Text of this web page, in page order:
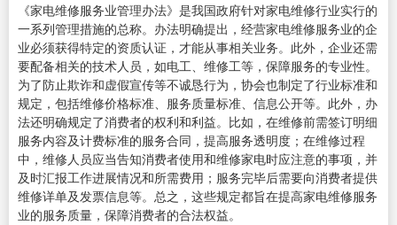
《家电维修服务业管理办法》是我国政府针对家电维修行业实行的
一系列管理措施的总称。办法明确提出，经营家电维修服务业的企
业必须获得特定的资质认证，才能从事相关业务。此外，企业还需
要配备相关的技术人员，如电工、维修工等，保障服务的专业性。
为了防止欺诈和虚假宣传等不诚恳行为，协会也制定了行业标准和
规定，包括维修价格标准、服务质量标准、信息公开等。此外，办
法还明确规定了消费者的权利和利益。比如，在维修前需签订明细
服务内容及计费标准的服务合同，提高服务透明度；在维修过程
中，维修人员应当告知消费者使用和维修家电时应注意的事项，并
及时汇报工作进展情况和所需费用；服务完毕后需要向消费者提供
维修详单及发票信息等。总之，这些规定都旨在提高家电维修服务
业的服务质量，保障消费者的合法权益。